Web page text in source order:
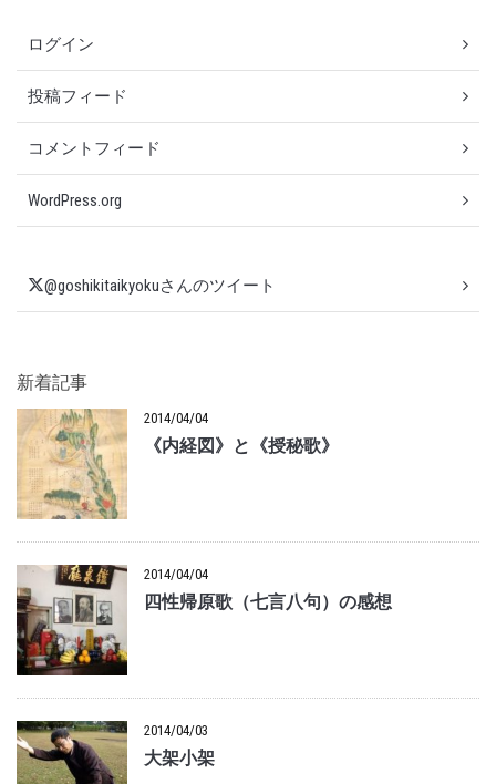
ログイン
投稿フィード
コメントフィード
WordPress.org
@goshikitaikyokuさんのツイート
新着記事
2014/04/04
《内経図》と《授秘歌》
2014/04/04
四性帰原歌（七言八句）の感想
2014/04/03
大架小架